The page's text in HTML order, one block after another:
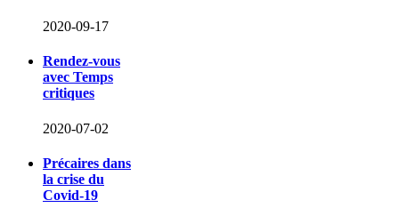
2020-09-17
Rendez-vous
avec Temps
critiques
2020-07-02
Précaires dans
la crise du
Covid-19